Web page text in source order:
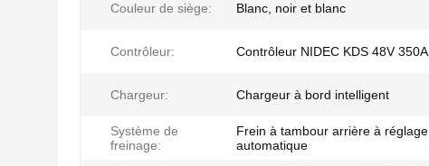
Couleur de siège: Blanc, noir et blanc
Contrôleur: Contrôleur NIDEC KDS 48V 350A
Chargeur: Chargeur à bord intelligent
Système de
freinage:
Frein à tambour arrière à réglage
automatique